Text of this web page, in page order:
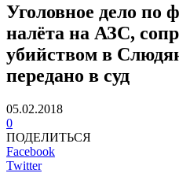
Уголовное дело по
налёта на АЗС,
убийством в
передано в суд
05.02.2018
0
ПОДЕЛИТЬСЯ
Facebook
Twitter